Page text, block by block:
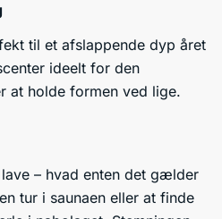
til et afslappende dyp året
ideelt for den
at holde formen ved lige.
– hvad enten det gælder
tur i saunaen eller at finde